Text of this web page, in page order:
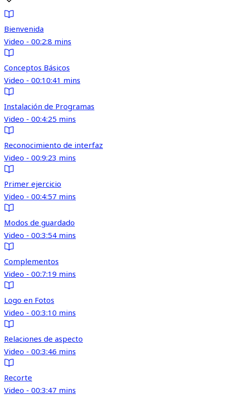
Bienvenida
Video - 00:2:8 mins
Conceptos Básicos
Video - 00:10:41 mins
Instalación de Programas
Video - 00:4:25 mins
Reconocimiento de interfaz
Video - 00:9:23 mins
Primer ejercicio
Video - 00:4:57 mins
Modos de guardado
Video - 00:3:54 mins
Complementos
Video - 00:7:19 mins
Logo en Fotos
Video - 00:3:10 mins
Relaciones de aspecto
Video - 00:3:46 mins
Recorte
Video - 00:3:47 mins